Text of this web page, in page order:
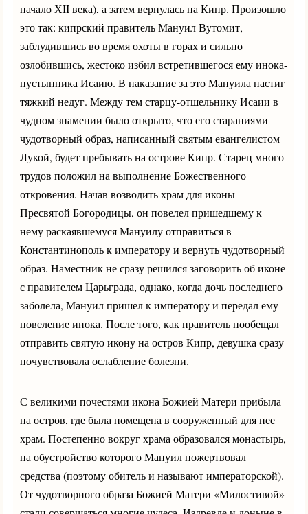
начало ХII века), а затем вернулась на Кипр. Произошло
это так: кипрский правитель Мануил Вутомит,
заблудившись во время охоты в горах и сильно
озлобившись, жестоко избил встретившегося ему инока-
пустынника Исаию. В наказание за это Мануила настиг
тяжкий недуг. Между тем старцу-отшельнику Исаии в
чудном знамении было открыто, что его стараниями
чудотворный образ, написанный святым евангелистом
Лукой, будет пребывать на острове Кипр. Старец много
трудов положил на выполнение Божественного
откровения. Начав возводить храм для иконы
Пресвятой Богородицы, он повелел пришедшему к
нему раскаявшемуся Мануилу отправиться в
Константинополь к императору и вернуть чудотворный
образ. Наместник не сразу решился заговорить об иконе
с правителем Царьграда, однако, когда дочь последнего
заболела, Мануил пришел к императору и передал ему
повеление инока. После того, как правитель пообещал
отправить святую икону на остров Кипр, девушка сразу
почувствовала ослабление болезни.
С великими почестями икона Божией Матери прибыла
на остров, где была помещена в сооруженный для нее
храм. Постепенно вокруг храма образовался монастырь,
на обустройство которого Мануил пожертвовал
средства (поэтому обитель и называют императорской).
От чудотворного образа Божией Матери «Милостивой»